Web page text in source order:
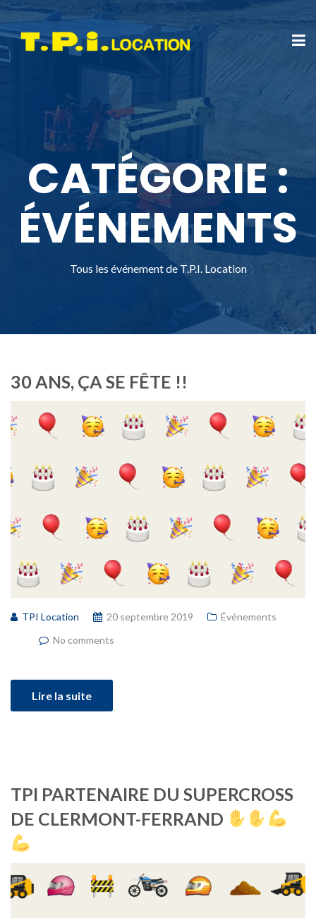
CATÉGORIE :
ÉVÉNEMENTS
Tous les événement de T.P.I. Location
30 ANS, ÇA SE FÊTE !!
TPI Location 20 septembre 2019
Événements
No comments
Lire la suite
TPI PARTENAIRE DU SUPERCROSS
DE CLERMONT-FERRAND